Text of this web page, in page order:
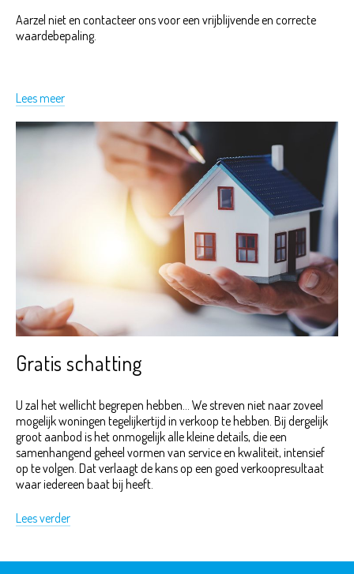
Aarzel niet en contacteer ons voor een vrijblijvende en correcte
waardebepaling.
Lees meer
Gratis schatting
U zal het wellicht begrepen hebben... We streven niet naar zoveel
mogelijk woningen tegelijkertijd in verkoop te hebben. Bij dergelijk
groot aanbod is het onmogelijk alle kleine details, die een
samenhangend geheel vormen van service en kwaliteit, intensief
op te volgen. Dat verlaagt de kans op een goed verkoopresultaat
waar iedereen baat bij heeft.
Lees verder